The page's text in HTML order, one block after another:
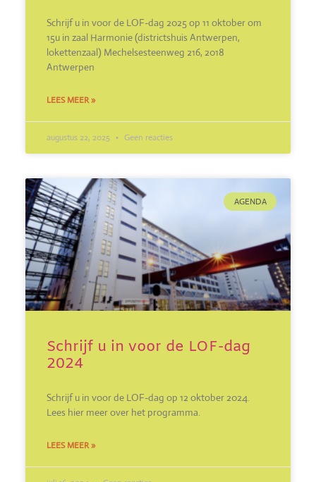
Schrijf u in voor de LOF-dag 2025 op 11 oktober om
15u in zaal Harmonie (districtshuis Antwerpen,
lokettenzaal) Mechelsesteenweg 216, 2018
Antwerpen
LEES MEER »
augustus 22, 2025 Geen reacties
AGENDA
Schrijf u in voor de LOF-dag
2024
Schrijf u in voor de LOF-dag op 12 oktober 2024.
Lees hier meer over het programma.
LEES MEER »